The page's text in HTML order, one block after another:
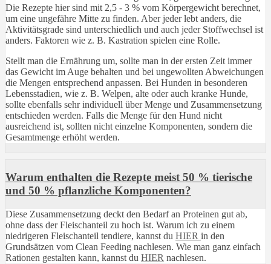
Die Rezepte hier sind mit 2,5 - 3 % vom Körpergewicht berechnet,
um eine ungefähre Mitte zu finden. Aber jeder lebt anders, die
Aktivitätsgrade sind unterschiedlich und auch jeder Stoffwechsel ist
anders. Faktoren wie z. B. Kastration spielen eine Rolle.
Stellt man die Ernährung um, sollte man in der ersten Zeit immer
das Gewicht im Auge behalten und bei ungewollten Abweichungen
die Mengen entsprechend anpassen. Bei Hunden in besonderen
Lebensstadien, wie z. B. Welpen, alte oder auch kranke Hunde,
sollte ebenfalls sehr individuell über Menge und Zusammensetzung
entschieden werden. Falls die Menge für den Hund nicht
ausreichend ist, sollten nicht einzelne Komponenten, sondern die
Gesamtmenge erhöht werden.
Warum enthalten die Rezepte meist 50 % tierische
und 50 % pflanzliche Komponenten?
Diese Zusammensetzung deckt den Bedarf an Proteinen gut ab,
ohne dass der Fleischanteil zu hoch ist. Warum ich zu einem
niedrigeren Fleischanteil tendiere, kannst du HIER in den
Grundsätzen vom Clean Feeding nachlesen. Wie man ganz einfach
Rationen gestalten kann, kannst du HIER nachlesen.